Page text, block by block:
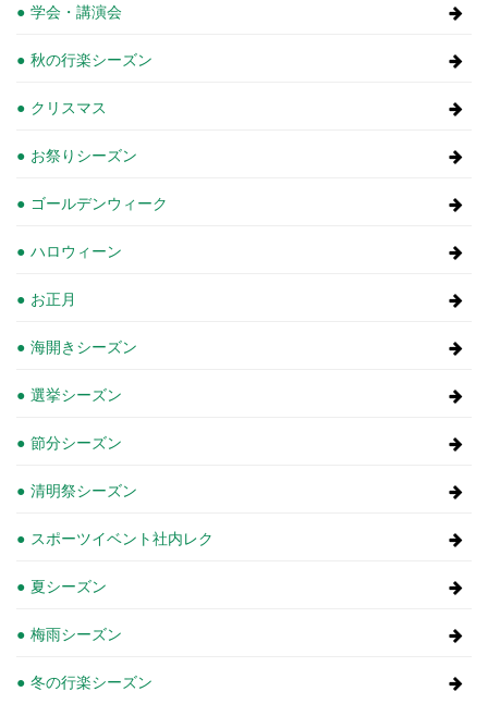
学会・講演会
秋の行楽シーズン
クリスマス
お祭りシーズン
ゴールデンウィーク
ハロウィーン
お正月
海開きシーズン
選挙シーズン
節分シーズン
清明祭シーズン
スポーツイベント社内レク
夏シーズン
梅雨シーズン
冬の行楽シーズン